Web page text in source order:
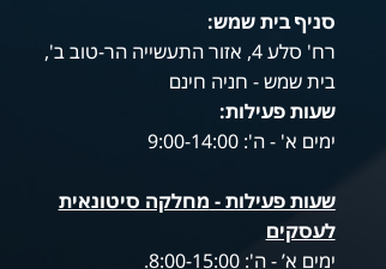
סניף בית שמש:
רח' סלע 4, אזור התעשייה הר-טוב ב',
בית שמש - חניה חינם
שעות פעילות:
ימים א' - ה': 9:00-14:00
שעות פעילות - מחלקה סיטונאית
לעסקים
ימים א’ - ה': 8:00-15:00.